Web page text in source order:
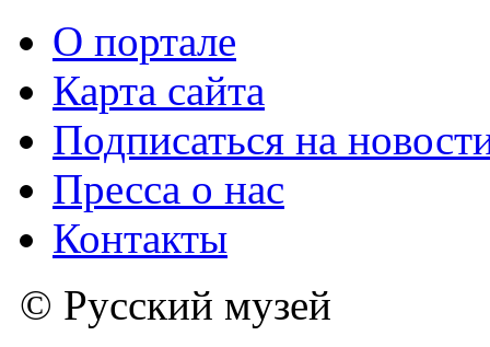
О портале
Карта сайта
Подписаться на
Пресса о нас
Контакты
© Русский музей